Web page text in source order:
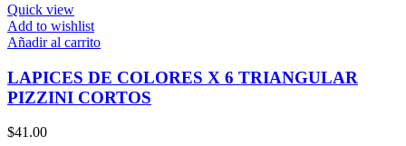
Quick view
Add to wishlist
Añadir al carrito
LAPICES DE COLORES X 6 TRIANGULAR
PIZZINI CORTOS
$41.00